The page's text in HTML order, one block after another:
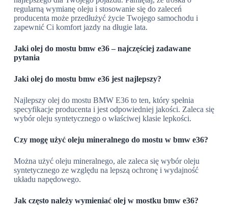
regularną wymianę oleju i stosowanie się do zaleceń
producenta może przedłużyć życie Twojego samochodu i
zapewnić Ci komfort jazdy na długie lata.
Jaki olej do mostu bmw e36 – najczęściej zadawane
pytania
Jaki olej do mostu bmw e36 jest najlepszy?
Najlepszy olej do mostu BMW E36 to ten, który spełnia
specyfikacje producenta i jest odpowiedniej jakości. Zaleca się
wybór oleju syntetycznego o właściwej klasie lepkości.
Czy mogę użyć oleju mineralnego do mostu w bmw e36?
Można użyć oleju mineralnego, ale zaleca się wybór oleju
syntetycznego ze względu na lepszą ochronę i wydajność
układu napędowego.
Jak często należy wymieniać olej w mostku bmw e36?